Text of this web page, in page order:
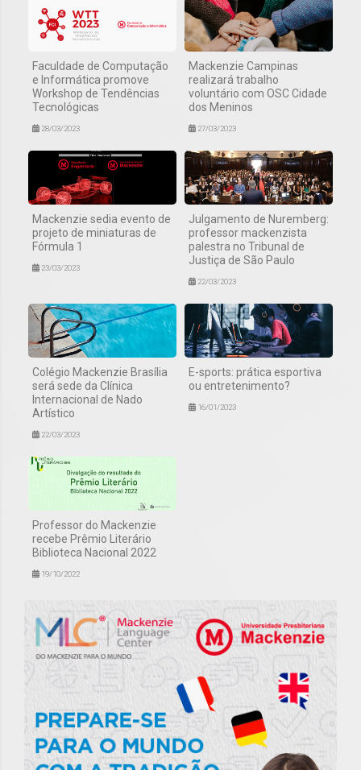
Faculdade de Computação
e Informática promove
Workshop de Tendências
Tecnológicas
28/03/2023
Mackenzie Campinas
realizará trabalho
voluntário com OSC Cidade
dos Meninos
27/03/2023
Mackenzie sedia evento de
projeto de miniaturas de
Fórmula 1
23/03/2023
Julgamento de Nuremberg:
professor mackenzista
palestra no Tribunal de
Justiça de São Paulo
22/03/2023
Colégio Mackenzie Brasília
será sede da Clínica
Internacional de Nado
Artístico
22/03/2023
E-sports: prática esportiva
ou entretenimento?
16/01/2023
Professor do Mackenzie
recebe Prêmio Literário
Biblioteca Nacional 2022
19/10/2022